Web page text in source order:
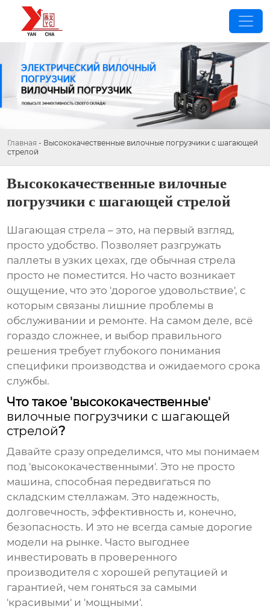
Главная - Высококачественные вилочные погрузчики с шагающей
стрелой
Высококачественные вилочные
погрузчики с шагающей стрелой
Шагающая стрела – это, на первый взгляд,
просто удобство. Позволяет разгружать
паллеты в узких цехах, где обычная стрела
просто не поместится. Но часто возникает
ощущение, что это 'дорогое удовольствие', с
которым связаны лишние проблемы в
обслуживании и ремонте. На самом деле, всё
гораздо сложнее, и выбор правильного
решения требует глубокого понимания
специфики производства и ожидаемого срока
службы.
Что такое 'высококачественные'
вилочные погрузчики с шагающей
стрелой?
Давайте сразу определимся, что мы понимаем
под 'высококачественными'. Это не просто
машина, способная передвигаться по
складским стеллажам. Это надежность,
долговечность, эффективность и, конечно,
безопасность. И это не всегда самые дорогие
модели на рынке. Часто выгоднее
инвестировать в проверенного
производителя с хорошей репутацией и
гарантией, чем гоняться за самыми
'красивыми' и 'мощными'.